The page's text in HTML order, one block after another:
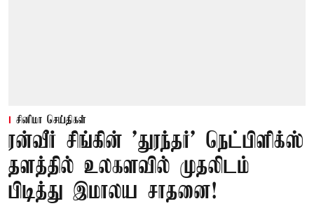
சினிமா செய்திகள்
ரன்வீர் சிங்கின் 'துரந்தர்' நெட்பிளிக்ஸ்
தளத்தில் உலகளவில் முதலிடம்
பிடித்து இமாலய சாதனை!